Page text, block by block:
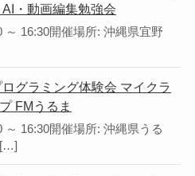
・動画編集勉強会
～ 16:30開催場所: 沖縄県宜野
グラミング体験会 マイクラ
FMうるま
～ 16:30開催場所: 沖縄県うる
[…]